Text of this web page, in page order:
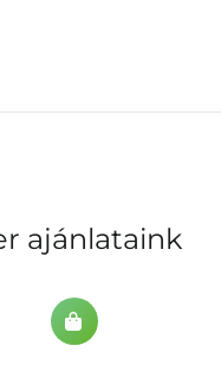
ajánlataink